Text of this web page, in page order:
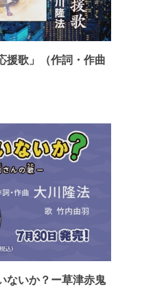
援歌」（作詞・作曲
ないか？ー草津赤鬼